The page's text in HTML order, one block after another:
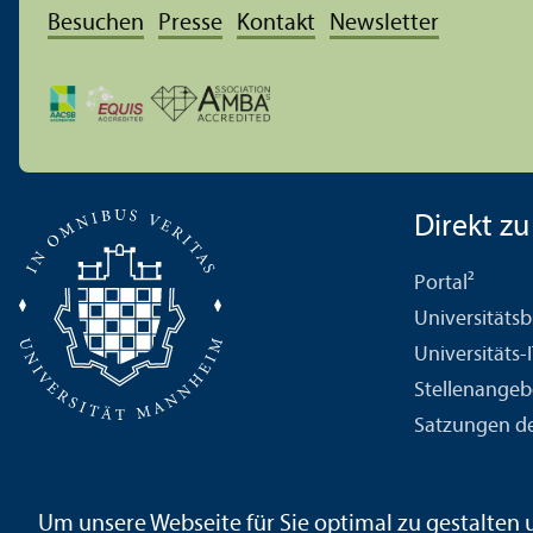
Besuchen Presse Kontakt Newsletter
Direkt zu
Portal²
Universitäts-
Satzungen
Um unsere Webseite für Sie optimal zu